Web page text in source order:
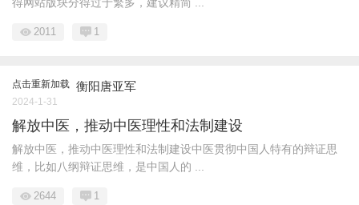
2011 1
点击重新加载 衡阳唐亚军
2024-1-31
解放中医，推动中医理性和法制建设
解放中医，推动中医理性和法制建设中医贯彻中国人特有的辩证思
维，比如八纲辩证思维，是中国人的 ...
2644 1